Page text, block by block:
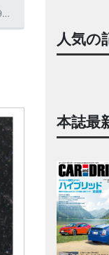
人気の
本誌最